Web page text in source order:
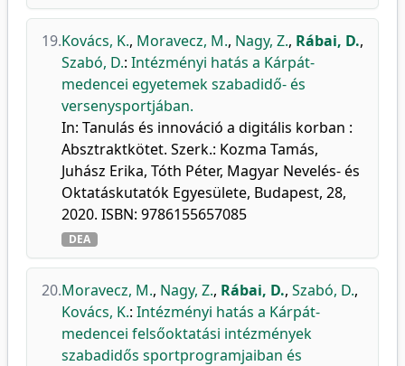
19.Kovács, K., Moravecz, M., Nagy, Z., Rábai, D.,
Szabó, D.: Intézményi hatás a Kárpát-
medencei egyetemek szabadidő- és
versenysportjában.
In: Tanulás és innováció a digitális korban :
Absztraktkötet. Szerk.: Kozma Tamás,
Juhász Erika, Tóth Péter, Magyar Nevelés- és
Oktatáskutatók Egyesülete, Budapest, 28,
2020. ISBN: 9786155657085
DEA
20.Moravecz, M., Nagy, Z., Rábai, D., Szabó, D.,
Kovács, K.: Intézményi hatás a Kárpát-
medencei felsőoktatási intézmények
szabadidős sportprogramjaiban és